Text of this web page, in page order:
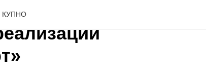
КУПНО
будет создан